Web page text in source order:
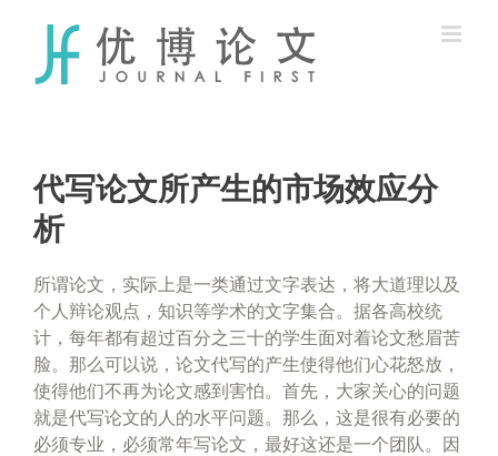
content
代写论文所产生的市场效应分
析
所谓论文，实际上是一类通过文字表达，将大道理以及
个人辩论观点，知识等学术的文字集合。据各高校统
计，每年都有超过百分之三十的学生面对着论文愁眉苦
脸。那么可以说，论文代写的产生使得他们心花怒放，
使得他们不再为论文感到害怕。首先，大家关心的问题
就是代写论文的人的水平问题。那么，这是很有必要的
必须专业，必须常年写论文，最好这还是一个团队。因